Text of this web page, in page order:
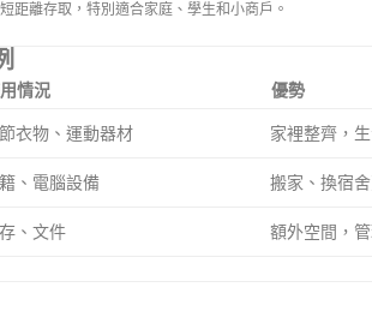
距離存取，特別適合家庭、學生和小商戶。
情況 優勢
衣物、運動器材 家裡整齊，
、電腦設備 搬家、換宿
、文件 額外空間，